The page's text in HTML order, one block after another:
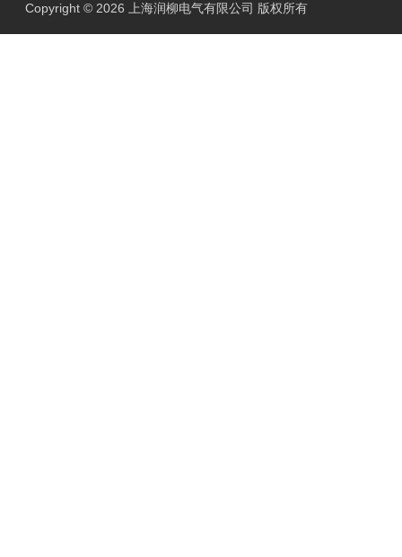
Copyright © 2026 上海润柳电气有限公司 版权所有